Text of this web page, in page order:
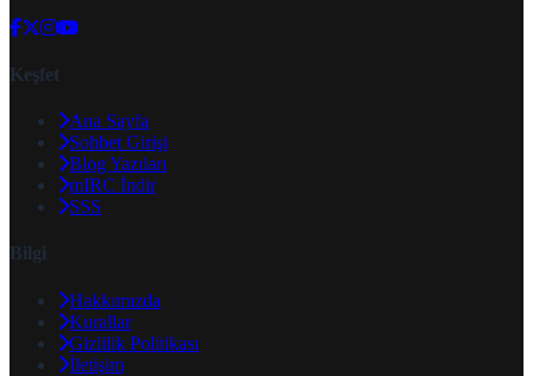
Keşfet
Ana Sayfa
Sohbet Girişi
Blog Yazıları
mIRC İndir
SSS
Bilgi
Hakkımızda
Kurallar
Gizlilik Politikası
İletişim